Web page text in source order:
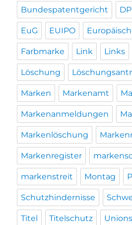
Bundespatentgericht
EuG EUIPO
Farbmarke Link Links
Löschung
Marken Markenamt
Markenanmeldungen
Markenlöschung
Markenregister
markenstreit Montag
Schutzhindernisse
Titel Titelschutz